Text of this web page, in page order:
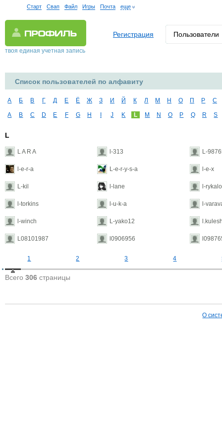
Старт Свап Файл Игры Почта еще
твоя единая учетная запись
Регистрация Пользователи
Список пользователей по алфавиту
А Б В Г Д Е Ё Ж З И Й К Л М Н О П Р С
A B C D E F G H J K L M N O P Q R S
L
L A R A l-313 L-
l-e-r-a L-e-r-y-s-a l-e-x
L-kil l-lane l-
l-torkins l-u-k-a l-
l-winch L-yako12
L08101987 l0906956
1 2 3 4
Всего 306 страницы
О